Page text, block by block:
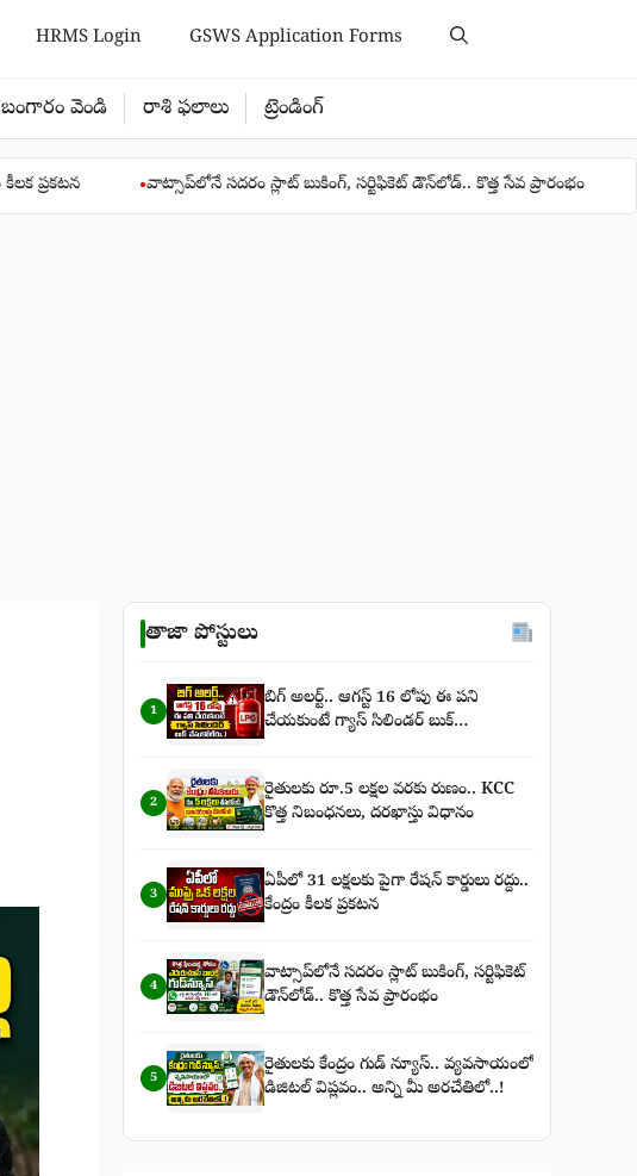
HRMS Login GSWS Application Forms
బంగారం వెండి రాశి ఫలాలు ట్రెండింగ్
●వాట్సాప్‌లోనే సదరం స్లాట్ బుకింగ్, సర్టిఫికెట్ డౌన్‌లోడ్.. కొత్త సేవ ప్రారంభం ●రైతులకు
తాజా పోస్టులు
1
బిగ్‌ అలర్ట్‌.. ఆగస్ట్‌ 16 లోపు ఈ పని
చేయకుంటే గ్యాస్‌ సిలిండర్‌ బుక్‌
2
రైతులకు రూ.5 లక్షల వరకు రుణం.. KCC
కొత్త నిబంధనలు, దరఖాస్తు విధానం
3
ఏపీలో 31 లక్షలకు పైగా రేషన్ కార్డులు రద్దు..
కేంద్రం కీలక ప్రకటన
4
వాట్సాప్‌లోనే సదరం స్లాట్ బుకింగ్, సర్టిఫికెట్
డౌన్‌లోడ్.. కొత్త సేవ ప్రారంభం
5
రైతులకు కేంద్రం గుడ్ న్యూస్.. వ్యవసాయంలో
డిజిటల్ విప్లవం.. అన్ని మీ అరచేతిలో..!